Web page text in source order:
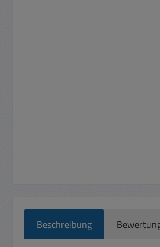
Beschreibung